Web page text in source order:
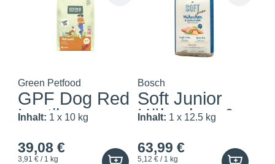
Green Petfood
GPF Dog Red
Lentil
Inhalt: 1 x 10 kg
39,08 €
3,91 € / 1 kg
Bosch
Soft Junior
Hühnchen &
Inhalt: 1 x 12.5 kg
63,99 €
5,12 € / 1 kg